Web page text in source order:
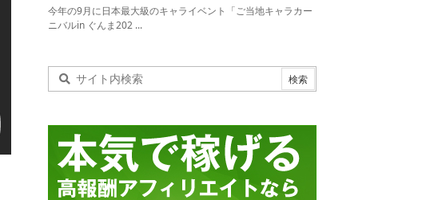
今年の9月に日本最大級のキャライベント「ご当地キャラカー
ニバルin ぐんま202 ...